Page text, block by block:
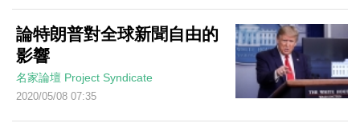
論特朗普對全球新聞自由的
影響
名家論壇 Project Syndicate
2020/05/08 07:35